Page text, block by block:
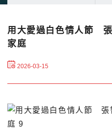
用大愛過白色情人節
家庭
2026-03-15